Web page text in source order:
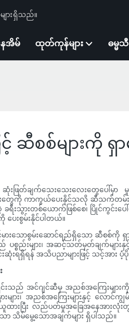
ျားရှိသည်။
အိမ် ထုတ်ကုန်များ ဓမ္မသီ
စစ်များကို ရှာ
ဖြတ်ချက်သေးသေးလေးတွေပေါ်မှ
ေကို ကာကွယ်ပေးနိုင်သလို ဆီသက်တမ်းကို
ခရီးသွားတစ်ယောက်ဖြစ်စေ၊ ပြိုင်ကွ
ေးစွမ်းနိုင်ပါတယ်။
မားသောစွမ်းဆောင်ရည်ရှိသော ဆီစ
များ၊ အဆင့်သတ်မှတ်ချက်များနှင့်
ရှိရန် အသိပညာများဖြင့် သင့်အား ပံ့ပိုး
င်ဂျင်ဆီမှ အညစ်အကြေးများကို ဖယ်
၊ အညစ်အကြေးများနှင့် လောင်ကျွ
ပြီး လည်ပတ်မှုအခြေအနေအားလုံးတွ
ော သိမ်မွေ့သောအချက်များ ရှိပါသည်။